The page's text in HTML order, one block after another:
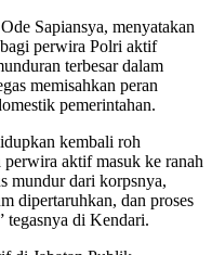
Sapiansya, menyatakan
perwira Polri aktif
terbesar dalam
memisahkan peran
pemerintahan.
kembali roh
aktif masuk ke ranah
mundur dari korpsnya,
dipertaruhkan, dan proses
tegasnya di Kendari.